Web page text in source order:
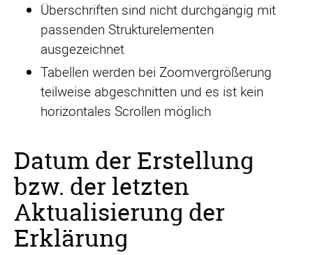
Überschriften sind nicht durchgängig mit
passenden Strukturelementen
ausgezeichnet
Tabellen werden bei Zoomvergrößerung
teilweise abgeschnitten und es ist kein
horizontales Scrollen möglich
Datum der Erstellung
bzw. der letzten
Aktualisierung der
Erklärung